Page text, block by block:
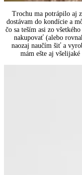
Trochu ma potrápilo aj
dostávam do kondície a
čo sa teším asi zo
nakupovať (alebo
naozaj naučím šiť a
mám ešte aj